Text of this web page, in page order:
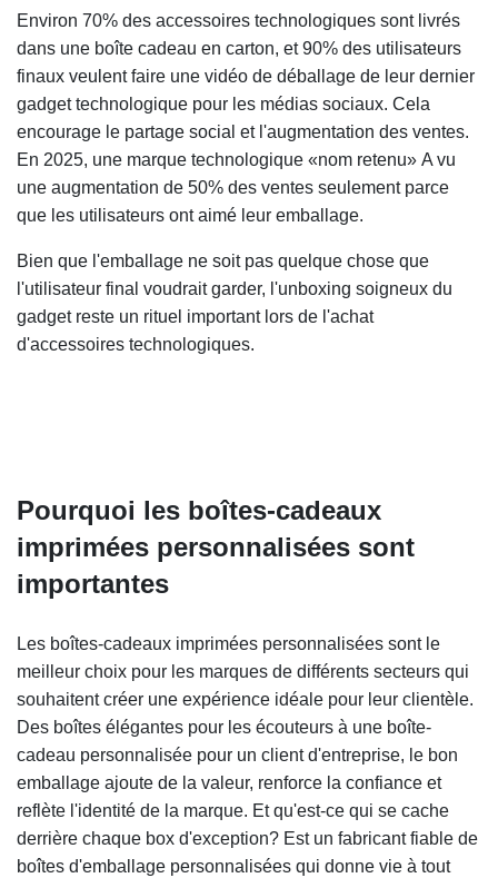
Environ 70% des accessoires technologiques sont livrés
dans une boîte cadeau en carton, et 90% des utilisateurs
finaux veulent faire une vidéo de déballage de leur dernier
gadget technologique pour les médias sociaux. Cela
encourage le partage social et l'augmentation des ventes.
En 2025, une marque technologique «nom retenu» A vu
une augmentation de 50% des ventes seulement parce
que les utilisateurs ont aimé leur emballage.
Bien que l'emballage ne soit pas quelque chose que
l'utilisateur final voudrait garder, l'unboxing soigneux du
gadget reste un rituel important lors de l'achat
d'accessoires technologiques.
Pourquoi les boîtes-cadeaux
imprimées personnalisées sont
importantes
Les boîtes-cadeaux imprimées personnalisées sont le
meilleur choix pour les marques de différents secteurs qui
souhaitent créer une expérience idéale pour leur clientèle.
Des boîtes élégantes pour les écouteurs à une boîte-
cadeau personnalisée pour un client d'entreprise, le bon
emballage ajoute de la valeur, renforce la confiance et
reflète l'identité de la marque. Et qu'est-ce qui se cache
derrière chaque box d'exception? Est un fabricant fiable de
boîtes d'emballage personnalisées qui donne vie à tout